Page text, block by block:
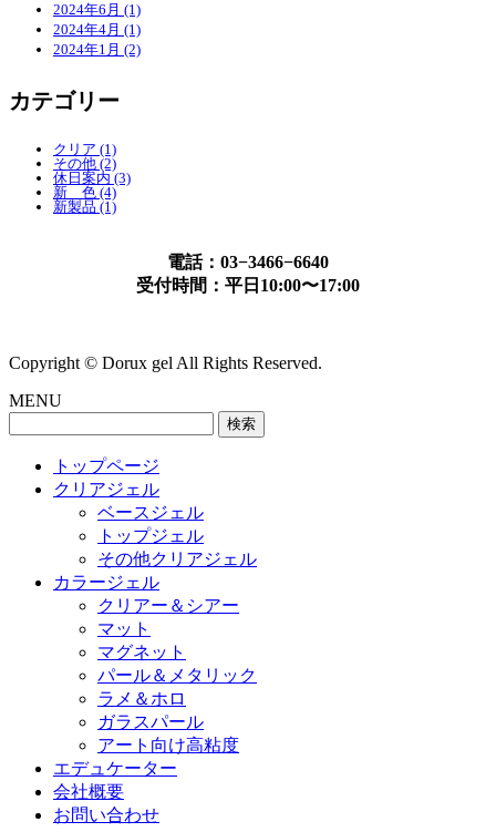
2024年6月 (1)
2024年4月 (1)
2024年1月 (2)
カテゴリー
クリア (1)
その他 (2)
休日案内 (3)
新 色 (4)
新製品 (1)
電話：03−3466−6640
受付時間：平日10:00〜17:00
Copyright © Dorux gel All Rights Reserved.
MENU
トップページ
クリアジェル
ベースジェル
トップジェル
その他クリアジェル
カラージェル
クリアー＆シアー
マット
マグネット
パール＆メタリック
ラメ＆ホロ
ガラスパール
アート向け高粘度
エデュケーター
会社概要
お問い合わせ